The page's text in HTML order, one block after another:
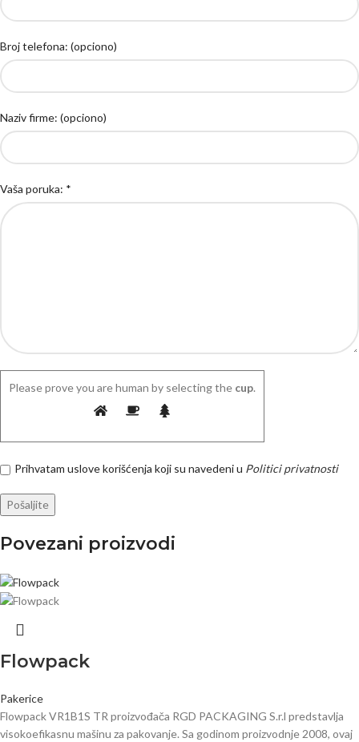
Broj telefona: (opciono)
Naziv firme: (opciono)
Vaša poruka: *
Please prove you are human by selecting the cup.
Prihvatam uslove korišćenja koji su navedeni u Politici privatnosti
Povezani proizvodi
Flowpack
Pakerice
Flowpack VR1B1S TR proizvođača RGD PACKAGING S.r.l predstavlja
visokoefikasnu mašinu za pakovanje. Sa godinom proizvodnje 2008, ovaj